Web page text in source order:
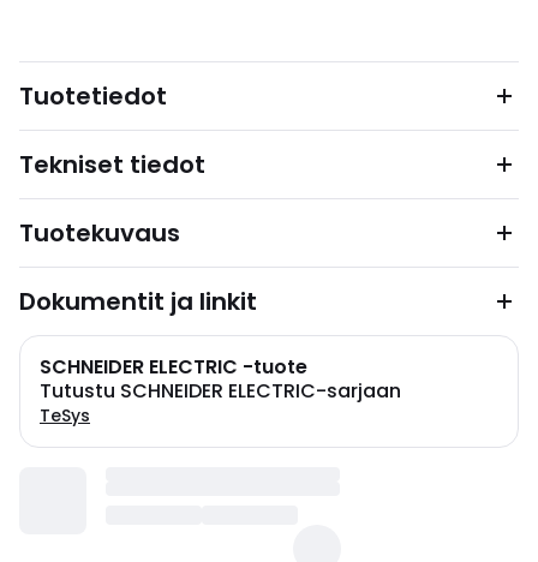
Tuotetiedot
Tekniset tiedot
Tuotekuvaus
Dokumentit ja linkit
SCHNEIDER ELECTRIC -tuote
Tutustu SCHNEIDER ELECTRIC-sarjaan
TeSys